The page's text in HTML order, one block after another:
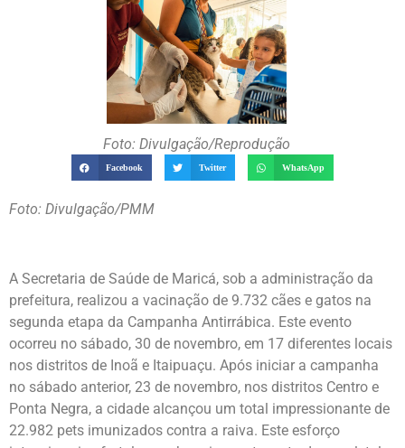
Foto: Divulgação/Reprodução
Facebook Twitter WhatsApp
Foto: Divulgação/PMM
A Secretaria de Saúde de Maricá, sob a administração da
prefeitura, realizou a vacinação de 9.732 cães e gatos na
segunda etapa da Campanha Antirrábica. Este evento
ocorreu no sábado, 30 de novembro, em 17 diferentes locais
nos distritos de Inoã e Itaipuaçu. Após iniciar a campanha
no sábado anterior, 23 de novembro, nos distritos Centro e
Ponta Negra, a cidade alcançou um total impressionante de
22.982 pets imunizados contra a raiva. Este esforço